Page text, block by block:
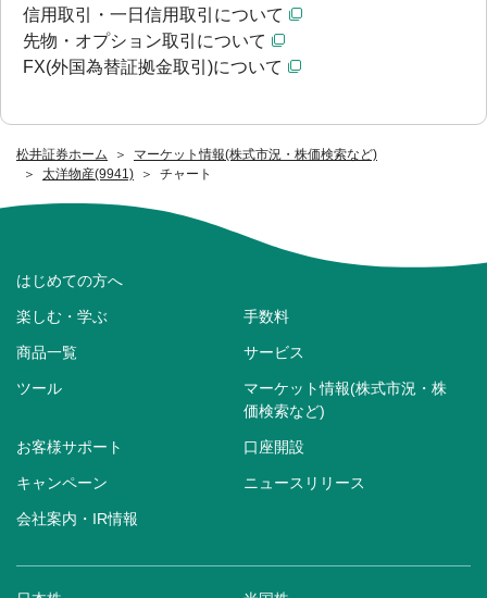
松井証券ホーム
マーケット情報(株式市況・株価検索など)
太洋物産(9941)
チャート
信用取引・一日信用取引について
先物・オプション取引について
FX(外国為替証拠金取引)について
はじめての方へ
楽しむ・学ぶ 手数料
商品一覧 サービス
ツール
マーケット情報(株式市況・株
価検索など)
お客様サポート 口座開設
キャンペーン ニュースリリース
会社案内・IR情報